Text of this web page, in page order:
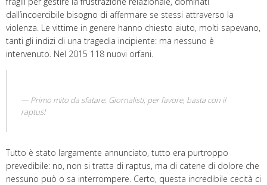
dall’incoercibile bisogno di affermare se stessi attraverso la
violenza. Le vittime in genere hanno chiesto aiuto, molti sapevano,
tanti gli indizi di una tragedia incipiente: ma nessuno è
intervenuto. Nel 2015 118 nuovi orfani.
Primo mito da sfatare. Giornalisti, per favore, basta con il
raptus!
Tutto è stato largamente annunciato, tutto era purtroppo
prevedibile: no, non si tratta di raptus, ma di catene di dolore che
nessuno può o sa interrompere. Certo, questa incredibile cecità ci